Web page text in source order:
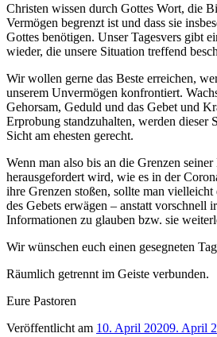
Christen wissen durch Gottes Wort, die
Vermögen begrenzt ist und dass sie
Gottes benötigen. Unser Tagesvers gibt
wieder, die unsere Situation treffend
Wir wollen gerne das Beste erreichen,
unserem Unvermögen konfrontiert.
Gehorsam, Geduld und das Gebet und
Erprobung standzuhalten, werden dieser
Sicht am ehesten gerecht.
Wenn man also bis an die Grenzen
herausgefordert wird, wie es in der
ihre Grenzen stoßen, sollte man
des Gebets erwägen – anstatt vorschnell
Informationen zu glauben bzw. sie
Wir wünschen euch einen gesegneten Tag
Räumlich getrennt im Geiste verbunden.
Eure Pastoren
Veröffentlicht am 10. April 20209. April